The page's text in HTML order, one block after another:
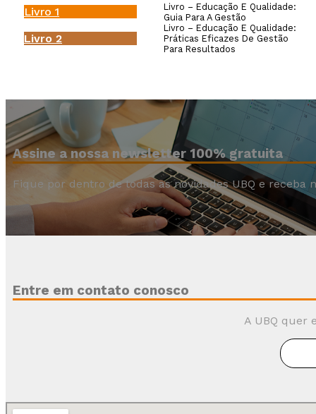
Livro 1
Livro – Educação E Qualidade:
Guia Para A Gestão
Livro 2
Livro – Educação E Qualidade:
Práticas Eficazes De Gestão
Para Resultados
Assine a nossa newsletter 100% gratuita
Fique por dentro de todas as novidades UBQ e receba
Entre em contato conosco
A UBQ quer